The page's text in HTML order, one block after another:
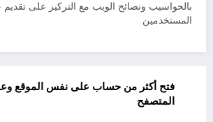
بالحواسيب ونصائح الويب مع التركيز على
المستخدمين
فتح أكثر من حساب على نفس الموقع
المتصفح